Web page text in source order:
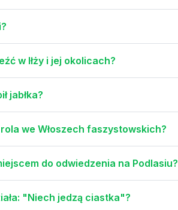
w Iłży i jej okolicach?
jabłka?
rola we Włoszech faszystowskich?
do odwiedzenia na Podlasiu?
"Niech jedzą ciastka"?